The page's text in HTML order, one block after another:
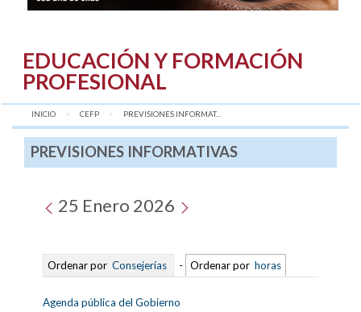
EDUCACIÓN Y FORMACIÓN
PROFESIONAL
INICIO CEFP AQUÍ:
PREVISIONES INFORMAT...
PREVISIONES INFORMATIVAS
25 Enero 2026
Ordenar por Consejerías - Ordenar por horas
Agenda pública del Gobierno